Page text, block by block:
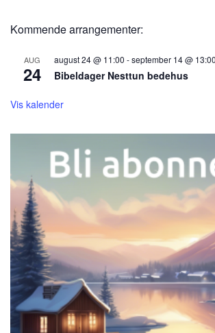
Kommende arrangementer:
AUG
24
august 24 @ 11:00 -september 14 @ 13:00
Bibeldager Nesttun bedehus
Vis kalender